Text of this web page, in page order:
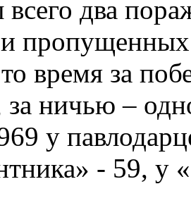
всего два
пропущенных
время за
за ничью –
у
- 59, у